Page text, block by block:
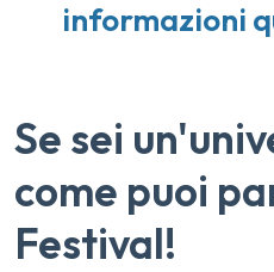
informazioni
Se sei
come puoi
Festival!